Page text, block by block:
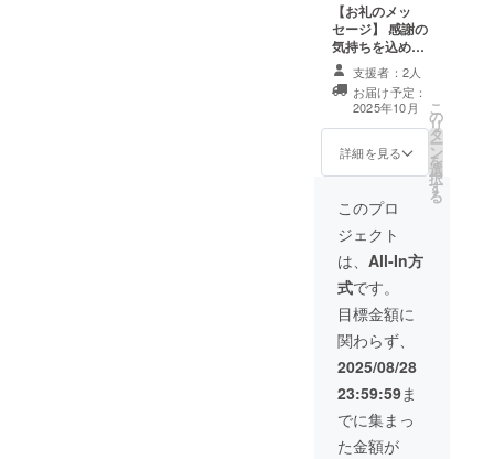
【お礼のメッ
セージ】 感謝の
気持ちを込め
て、お礼のメッ
セージをお送り
します。 一回で
はありますが
ホットドッグを
提供させて頂き
ま す。 ご連絡先
にチケットを郵
送致します。 ご
利用方法 チ
ケットはお買い
物の際にご利用
いただけます。
・有効期限：25
年12月から26年
12月末まで こど
も食堂的なイベ
ご参加していた
だけると嬉しい
です。
支援者：2人
お届け予定：
2025年10月
詳細を見る
こ
の
リ
タ
ー
ン
を
選
択
す
る
このプロ
ジェクト
は、 All-In方
式です。
目標金額に
関わらず、
2025/08/28
23:59:59ま
でに集まっ
た金額が